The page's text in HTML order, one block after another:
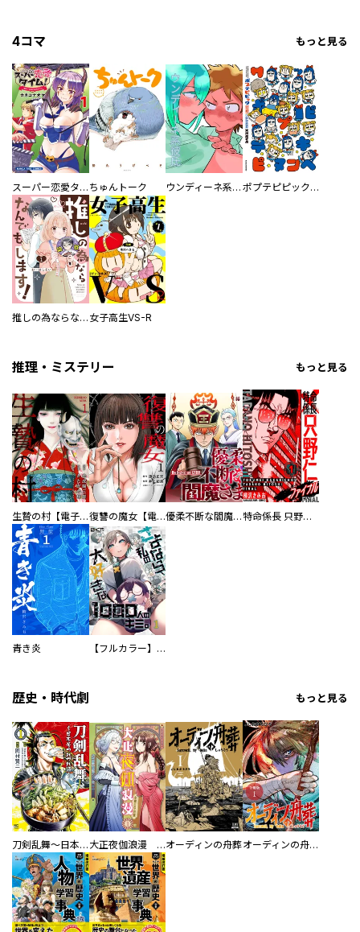
4コマ もっと見る
スーパー恋愛タイム！～現場でドＳな彼女は自宅でデレる～ ちゅんトーク ウンディーネ系彼氏 ポプテピピック SEASON EIGHT
推しの為ならなんでもします！ 女子高生VS-R
推理・ミステリー もっと見る
生贄の村【電子単行本版】 復讐の魔女【電子単行本版】 優柔不断な閻魔さま 特命係長 只野仁ファイナル 愛蔵版
青き炎 【フルカラー】さよなら、私の大好きな１０００人のキミ。
歴史・時代劇 もっと見る
刀剣乱舞～日本号つれづれ酒～ 大正夜伽浪漫 －金曜日の花嫁—オーディンの舟葬 オーディンの舟葬 分冊版